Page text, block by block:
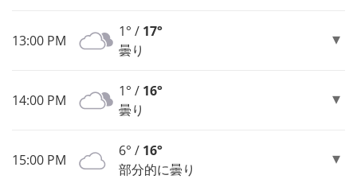
13:00 PM
1° / 17°
曇り
14:00 PM
1° / 16°
曇り
15:00 PM
6° / 16°
部分的に曇り